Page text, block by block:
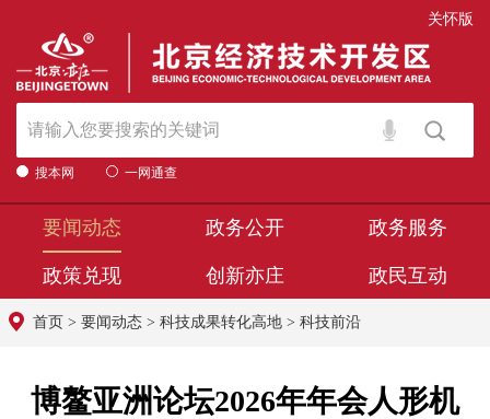
关怀版
搜本网 一网通查
要闻动态 政务公开 政务服务
政策兑现 创新亦庄 政民互动
首页 > 要闻动态 > 科技成果转化高地 > 科技前沿
博鳌亚洲论坛2026年年会人形机